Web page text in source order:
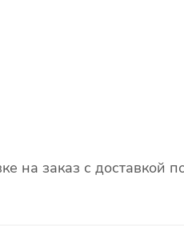
на заказ с доставкой